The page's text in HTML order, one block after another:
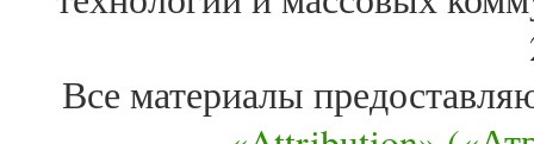
Все материалы